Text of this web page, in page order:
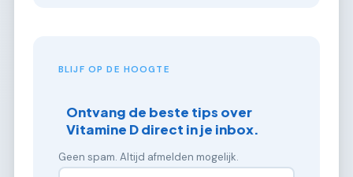
BLIJF OP DE HOOGTE
Ontvang de beste tips over
Vitamine D direct in je inbox.
Geen spam. Altijd afmelden mogelijk.